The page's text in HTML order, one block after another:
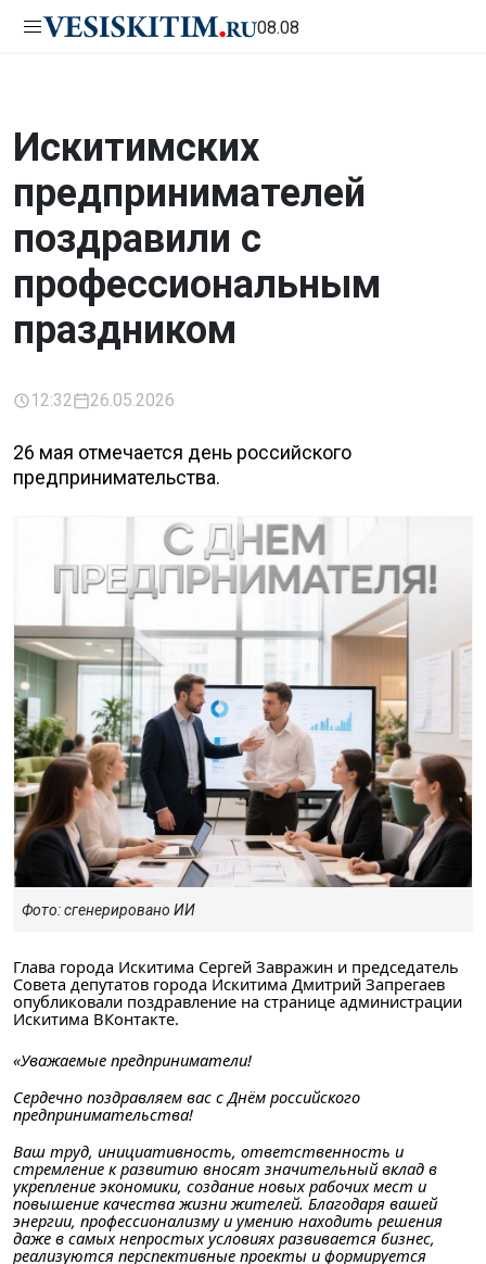
08.08
Искитимских
предпринимателей
поздравили с
профессиональным
праздником
12:32 26.05.2026
26 мая отмечается день российского
предпринимательства.
Фото: сгенерировано ИИ
Глава города Искитима Сергей Завражин и председатель
Совета депутатов города Искитима Дмитрий Запрегаев
опубликовали поздравление на странице администрации
Искитима ВКонтакте.
«Уважаемые предприниматели!
Сердечно поздравляем вас с Днём российского
предпринимательства!
Ваш труд, инициативность, ответственность и
стремление к развитию вносят значительный вклад в
укрепление экономики, создание новых рабочих мест и
повышение качества жизни жителей. Благодаря вашей
энергии, профессионализму и умению находить решения
даже в самых непростых условиях развивается бизнес,
реализуются перспективные проекты и формируется